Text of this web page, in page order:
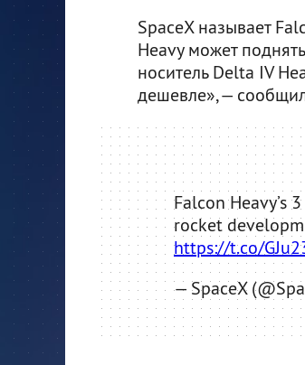
SpaceX называет
Heavy может
носитель Delta IV
дешевле», —
Falcon Heavy’s
rocket
https://t.co/
— SpaceX